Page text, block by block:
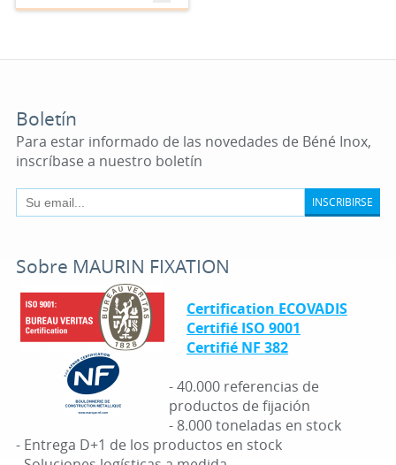
Boletín
Para estar informado de las novedades de Béné Inox,
inscríbase a nuestro boletín
INSCRIBIRSE
Sobre MAURIN FIXATION
Certification ECOVADIS
Certifié ISO 9001
Certifié NF 382
- 40.000 referencias de
productos de fijación
- 8.000 toneladas en stock
- Entrega D+1 de los productos en stock